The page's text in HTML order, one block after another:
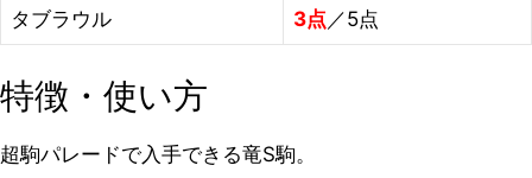
タブラウル 3点 ／5点
特徴・使い方
超駒パレードで入手できる竜S駒。